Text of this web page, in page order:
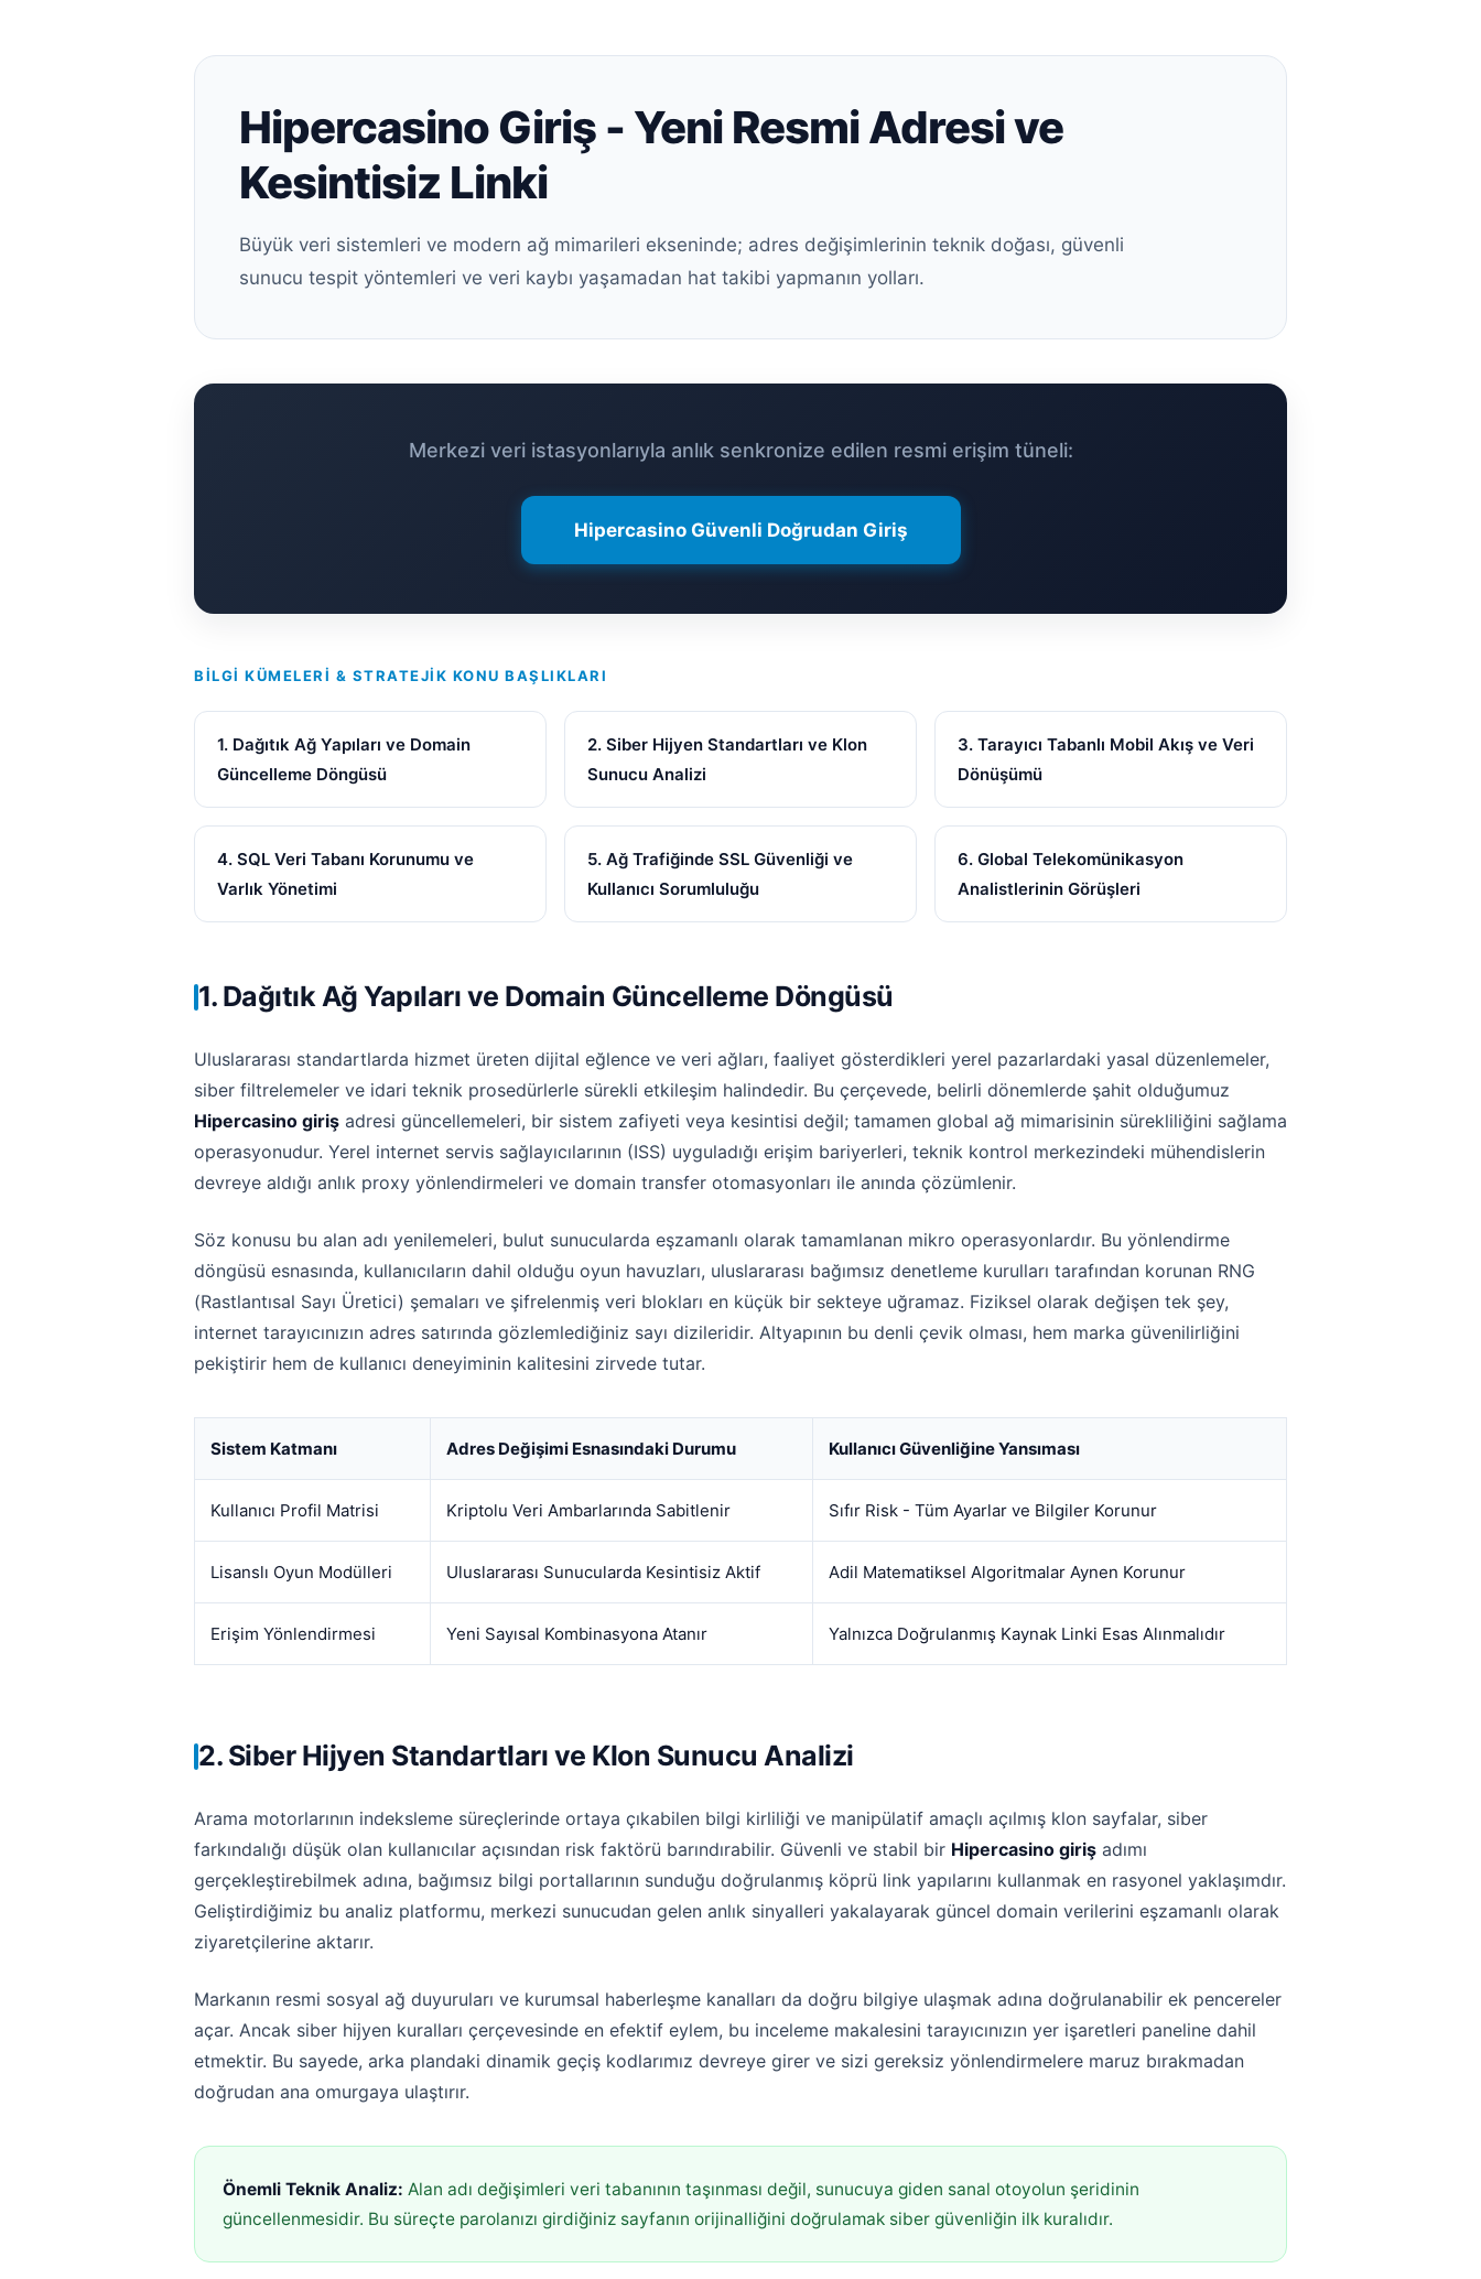
Hipercasino Giriş - Yeni Resmi Adresi ve
Kesintisiz Linki
Büyük veri sistemleri ve modern ağ mimarileri ekseninde; adres değişimlerinin teknik doğası, güvenli
sunucu tespit yöntemleri ve veri kaybı yaşamadan hat takibi yapmanın yolları.
Merkezi veri istasyonlarıyla anlık senkronize edilen resmi erişim tüneli:
Hipercasino Güvenli Doğrudan Giriş
BILGI KÜMELERI & STRATEJIK KONU BAŞLIKLARI
1. Dağıtık Ağ Yapıları ve Domain
Güncelleme Döngüsü
2. Siber Hijyen Standartları ve Klon
Sunucu Analizi
3. Tarayıcı Tabanlı Mobil Akış ve Veri
Dönüşümü
4. SQL Veri Tabanı Korunumu ve
Varlık Yönetimi
5. Ağ Trafiğinde SSL Güvenliği ve
Kullanıcı Sorumluluğu
6. Global Telekomünikasyon
Analistlerinin Görüşleri
1. Dağıtık Ağ Yapıları ve Domain Güncelleme Döngüsü
Uluslararası standartlarda hizmet üreten dijital eğlence ve veri ağları, faaliyet gösterdikleri yerel pazarlardaki yasal düzenlemeler,
siber filtrelemeler ve idari teknik prosedürlerle sürekli etkileşim halindedir. Bu çerçevede, belirli dönemlerde şahit olduğumuz
Hipercasino giriş adresi güncellemeleri, bir sistem zafiyeti veya kesintisi değil; tamamen global ağ mimarisinin sürekliliğini sağlama
operasyonudur. Yerel internet servis sağlayıcılarının (ISS) uyguladığı erişim bariyerleri, teknik kontrol merkezindeki mühendislerin
devreye aldığı anlık proxy yönlendirmeleri ve domain transfer otomasyonları ile anında çözümlenir.
Söz konusu bu alan adı yenilemeleri, bulut sunucularda eşzamanlı olarak tamamlanan mikro operasyonlardır. Bu yönlendirme
döngüsü esnasında, kullanıcıların dahil olduğu oyun havuzları, uluslararası bağımsız denetleme kurulları tarafından korunan RNG
(Rastlantısal Sayı Üretici) şemaları ve şifrelenmiş veri blokları en küçük bir sekteye uğramaz. Fiziksel olarak değişen tek şey,
internet tarayıcınızın adres satırında gözlemlediğiniz sayı dizileridir. Altyapının bu denli çevik olması, hem marka güvenilirliğini
pekiştirir hem de kullanıcı deneyiminin kalitesini zirvede tutar.
Sistem Katmanı Adres Değişimi Esnasındaki Durumu Kullanıcı Güvenliğine Yansıması
Kullanıcı Profil Matrisi Kriptolu Veri Ambarlarında Sabitlenir Sıfır Risk - Tüm Ayarlar ve Bilgiler Korunur
Lisanslı Oyun Modülleri Uluslararası Sunucularda Kesintisiz Aktif Adil Matematiksel Algoritmalar Aynen Korunur
Erişim Yönlendirmesi Yeni Sayısal Kombinasyona Atanır Yalnızca Doğrulanmış Kaynak Linki Esas Alınmalıdır
2. Siber Hijyen Standartları ve Klon Sunucu Analizi
Arama motorlarının indeksleme süreçlerinde ortaya çıkabilen bilgi kirliliği ve manipülatif amaçlı açılmış klon sayfalar, siber
farkındalığı düşük olan kullanıcılar açısından risk faktörü barındırabilir. Güvenli ve stabil bir Hipercasino giriş adımı
gerçekleştirebilmek adına, bağımsız bilgi portallarının sunduğu doğrulanmış köprü link yapılarını kullanmak en rasyonel yaklaşımdır.
Geliştirdiğimiz bu analiz platformu, merkezi sunucudan gelen anlık sinyalleri yakalayarak güncel domain verilerini eşzamanlı olarak
ziyaretçilerine aktarır.
Markanın resmi sosyal ağ duyuruları ve kurumsal haberleşme kanalları da doğru bilgiye ulaşmak adına doğrulanabilir ek pencereler
açar. Ancak siber hijyen kuralları çerçevesinde en efektif eylem, bu inceleme makalesini tarayıcınızın yer işaretleri paneline dahil
etmektir. Bu sayede, arka plandaki dinamik geçiş kodlarımız devreye girer ve sizi gereksiz yönlendirmelere maruz bırakmadan
doğrudan ana omurgaya ulaştırır.
Önemli Teknik Analiz: Alan adı değişimleri veri tabanının taşınması değil, sunucuya giden sanal otoyolun şeridinin
güncellenmesidir. Bu süreçte parolanızı girdiğiniz sayfanın orijinalliğini doğrulamak siber güvenliğin ilk kuralıdır.